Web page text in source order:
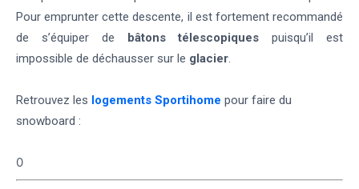
Pour emprunter cette descente, il est fortement recommandé
de s’équiper de
bâtons télescopiquespuisqu’il est
impossible de déchausser sur le glacier.
Retrouvez les logements Sportihome pour faire du
snowboard :
0